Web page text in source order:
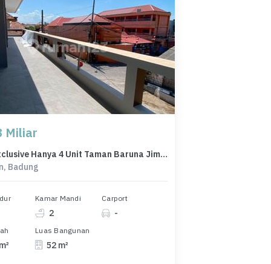
Miliar
Dijual Exclusive Hanya 4 Unit Taman Baruna Jimbaran
Badung
Kamar Mandi
2
Carport
-
Luas Bangunan
52 m²